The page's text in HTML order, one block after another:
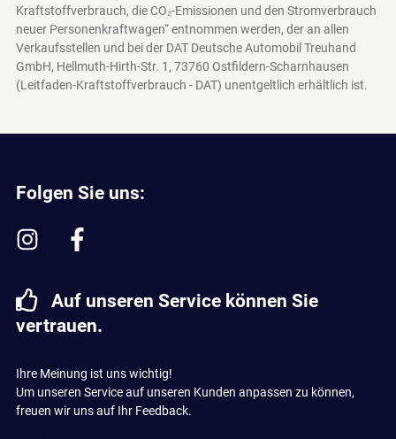
Kraftstoffverbrauch, die CO₂-Emissionen und den Stromverbrauch
neuer Personenkraftwagen“ entnommen werden, der an allen
Verkaufsstellen und bei der DAT Deutsche Automobil Treuhand
GmbH, Hellmuth-Hirth-Str. 1, 73760 Ostfildern-Scharnhausen
(Leitfaden-Kraftstoffverbrauch - DAT) unentgeltlich erhältlich ist.
Folgen Sie uns:
Auf unseren Service können Sie
vertrauen.
Ihre Meinung ist uns wichtig!
Um unseren Service auf unseren Kunden anpassen zu können,
freuen wir uns auf Ihr Feedback.